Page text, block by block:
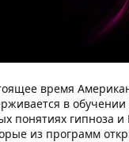
время
в
понятиях гипноза
из программ